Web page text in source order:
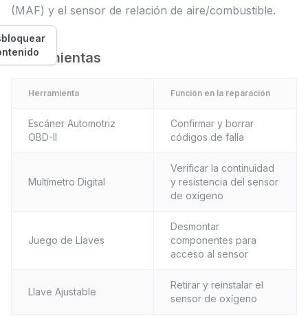
(MAF) y el sensor de relación de aire/combustible.
Herramientas
Herramienta Función en la reparación
Escáner Automotriz
OBD-II
Confirmar y borrar
códigos de falla
Multímetro Digital
Verificar la continuidad
y resistencia del sensor
de oxígeno
Juego de Llaves
Desmontar
componentes para
acceso al sensor
Llave Ajustable
Retirar y reinstalar el
sensor de oxígeno